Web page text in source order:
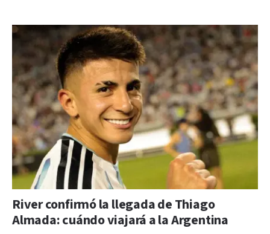
River confirmó la llegada de Thiago
Almada: cuándo viajará a la Argentina